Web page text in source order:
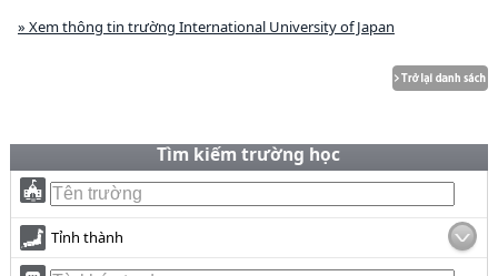
» Xem thông tin trường International University of Japan
Tìm kiếm trường học
Tỉnh thành